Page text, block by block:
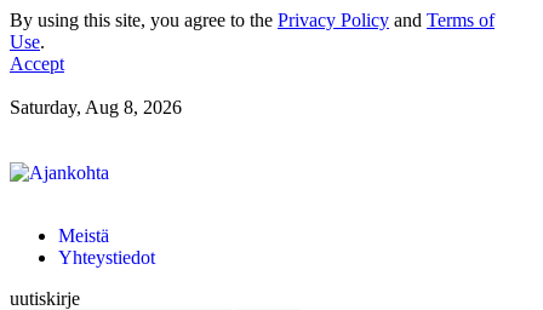
By using this site, you agree to the Privacy Policy and Terms of
Use.
Accept
Saturday, Aug 8, 2026
Meistä
Yhteystiedot
uutiskirje